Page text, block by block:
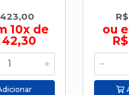
10x de
42,30
ou